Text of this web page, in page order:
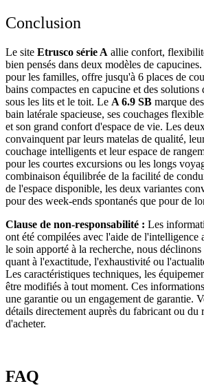
Conclusion
Le site Etrusco série A allie confort,
bien pensés dans deux modèles de
pour les familles, offre jusqu'à 6 places de
bains compactes en capucine et des solutions
sous les lits et le toit. Le A 6.9 SB marque
bain latérale spacieuse, ses couchages
et son grand confort d'espace de vie. Les
convainquent par leurs matelas de qualité,
couchage intelligents et leur espace de
pour les courtes excursions ou les longs
combinaison équilibrée de la facilité de
de l'espace disponible, les deux variantes
pour des week-ends spontanés que pour de
Clause de non-responsabilité : Les
ont été compilées avec l'aide de
le soin apporté à la recherche, nous
quant à l'exactitude, l'exhaustivité ou
Les caractéristiques techniques, les
être modifiés à tout moment. Ces
une garantie ou un engagement de garantie.
détails directement auprès du fabricant ou du
d'acheter.
FAQ